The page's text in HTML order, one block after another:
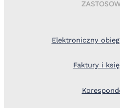
Elektroniczny
Faktury i